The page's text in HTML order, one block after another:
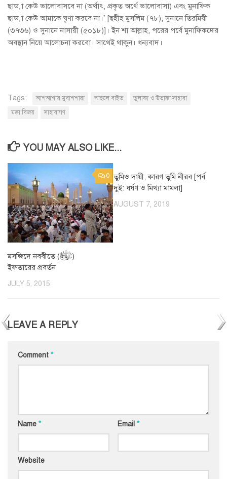
ছাড়া কেউ ভালোবাসবে না (অর্থাৎ, প্রকৃত অর্থে ভালোবাসা) এবং মুনাফিক
ছাড়া কেউ আমাকে ঘৃণা করবে না।’ [ছহীহ মুসলিম (৭৮), সুনানে তিরমিযী
(৩৭৩৬) ও সুনানে নাসায়ী (৫০১৮)]। ইন শা আল্লাহ, পরের পর্বে মুনাফিকদের
অবস্থান নিয়ে আলোচনা করবো। সাথেই থাকুন। ধন্যবাদ।
Tags: আশআশায় মুবাশশারা আহলে বাইত
তুলাকা ও উতাকা সাহাবা
মক্কা বিজয়
সাহাবাগণ
YOU MAY ALSO LIKE...
0
মসজিদে নববীতে (ﷺ)
ইফতারের প্রবর্তন
JULY 5, 2015
তুমিও দায়ী, কারণ তুমি নীরব [পর্ব
দুই: ধর্ষণ ও মিথ্যা মামলা]
AUGUST 7, 2019
LEAVE A REPLY
Comment *
Name * Email *
Website